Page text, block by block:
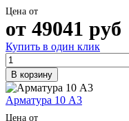
Цена от
от 49041 руб
Купить в один клик
В корзину
Арматура 10 А3
Цена от